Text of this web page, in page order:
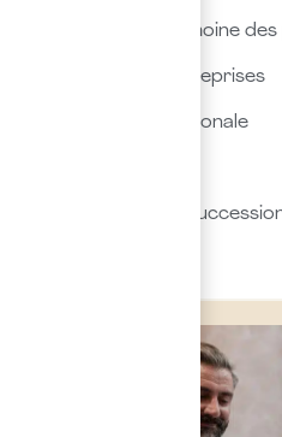
Fiscalité & patrimoine
Fiscalité des entreprises
Fiscalité internationale
Transmission &